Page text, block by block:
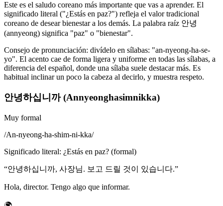
Este es el saludo coreano más importante que vas a aprender. El
significado literal ("¿Estás en paz?") refleja el valor tradicional
coreano de desear bienestar a los demás. La palabra raíz 안녕
(annyeong) significa "paz" o "bienestar".
Consejo de pronunciación: divídelo en sílabas: "an-nyeong-ha-se-
yo". El acento cae de forma ligera y uniforme en todas las sílabas, a
diferencia del español, donde una sílaba suele destacar más. Es
habitual inclinar un poco la cabeza al decirlo, y muestra respeto.
안녕하십니까 (Annyeonghasimnikka)
Muy formal
/An-nyeong-ha-shim-ni-kka/
Significado literal: ¿Estás en paz? (formal)
“안녕하십니까, 사장님. 보고 드릴 것이 있습니다.”
Hola, director. Tengo algo que informar.